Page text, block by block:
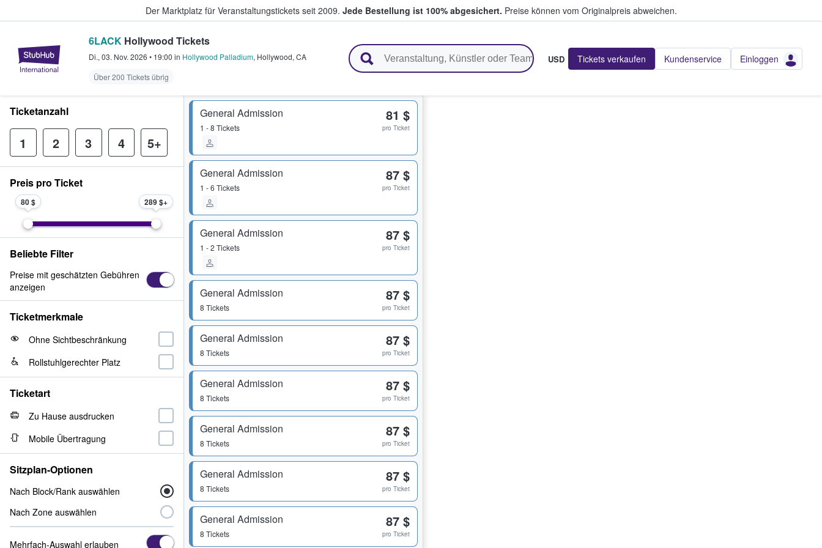
Der Marktplatz für Veranstaltungstickets seit 2009. Jede Bestellung ist 100% abgesichert. Preise können vom Originalpreis abweichen.
StubHub - Wo Fans Tickets kaufen & verkaufen
6LACK Hollywood Tickets
Di., 03. Nov. 2026 • 19:00 in Hollywood Palladium, Hollywood, CA
Über 200 Tickets übrig
USD Tickets verkaufen Kundenservice Einloggen
General Admission
1 - 8 Tickets
81 $
pro Ticket
General Admission
1 - 6 Tickets
87 $
pro Ticket
General Admission
1 - 2 Tickets
87 $
pro Ticket
General Admission
8 Tickets
87 $
pro Ticket
General Admission
8 Tickets
87 $
pro Ticket
General Admission
8 Tickets
87 $
pro Ticket
General Admission
8 Tickets
87 $
pro Ticket
General Admission
8 Tickets
87 $
pro Ticket
General Admission
8 Tickets
87 $
pro Ticket
Ticketanzahl
1 2 3 4 5+
Preis pro Ticket
80 $ 289 $
Beliebte Filter
Preise mit geschätzten Gebühren
anzeigen
Ticketmerkmale
Ohne Sichtbeschränkung
Rollstuhlgerechter Platz
Ticketart
Zu Hause ausdrucken
Mobile Übertragung
Sitzplan-Optionen
Nach Block/Rank auswählen
Nach Zone auswählen
Mehrfach-Auswahl erlauben